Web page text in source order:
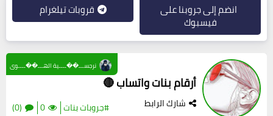
انضم إلى جروبنا على
فيسبوك
قروبات تيلغرام
أرقام بنات واتساب 🔴
شارك الرابط #جروبات بنات 0
(0)
نرجســـ��ــــية الهـــ��ــــوى